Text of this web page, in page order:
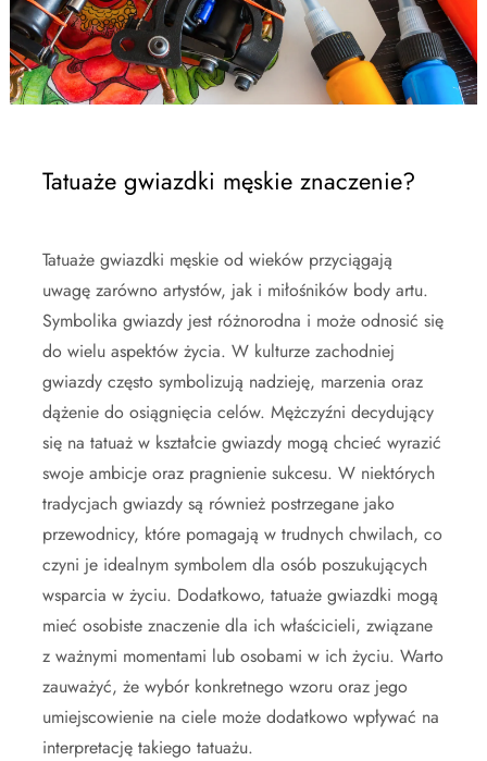
Tatuaże gwiazdki męskie znaczenie?
Tatuaże gwiazdki męskie od wieków przyciągają
uwagę zarówno artystów, jak i miłośników body artu.
Symbolika gwiazdy jest różnorodna i może odnosić się
do wielu aspektów życia. W kulturze zachodniej
gwiazdy często symbolizują nadzieję, marzenia oraz
dążenie do osiągnięcia celów. Mężczyźni decydujący
się na tatuaż w kształcie gwiazdy mogą chcieć wyrazić
swoje ambicje oraz pragnienie sukcesu. W niektórych
tradycjach gwiazdy są również postrzegane jako
przewodnicy, które pomagają w trudnych chwilach, co
czyni je idealnym symbolem dla osób poszukujących
wsparcia w życiu. Dodatkowo, tatuaże gwiazdki mogą
mieć osobiste znaczenie dla ich właścicieli, związane
z ważnymi momentami lub osobami w ich życiu. Warto
zauważyć, że wybór konkretnego wzoru oraz jego
umiejscowienie na ciele może dodatkowo wpływać na
interpretację takiego tatuażu.